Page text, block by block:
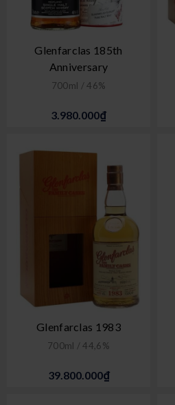
Glenfarclas 185th
Anniversary
700ml / 46%
3.980.000₫
Glenfarclas 1983
700ml / 44,6%
39.800.000₫